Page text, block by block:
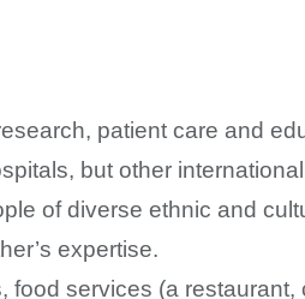
patient care and
but other
of diverse ethnic and
expertise.
services (a